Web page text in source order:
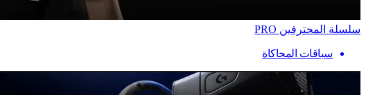
سلسلة المحترفين PRO
سباقات المحاكاة